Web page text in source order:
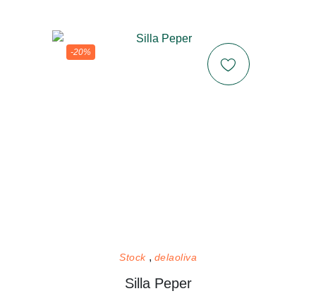
-20%
Stock delaoliva
Silla Peper